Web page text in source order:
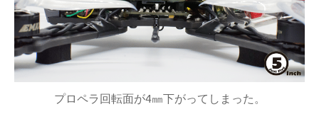
プロペラ回転面が4㎜下がってしまった。